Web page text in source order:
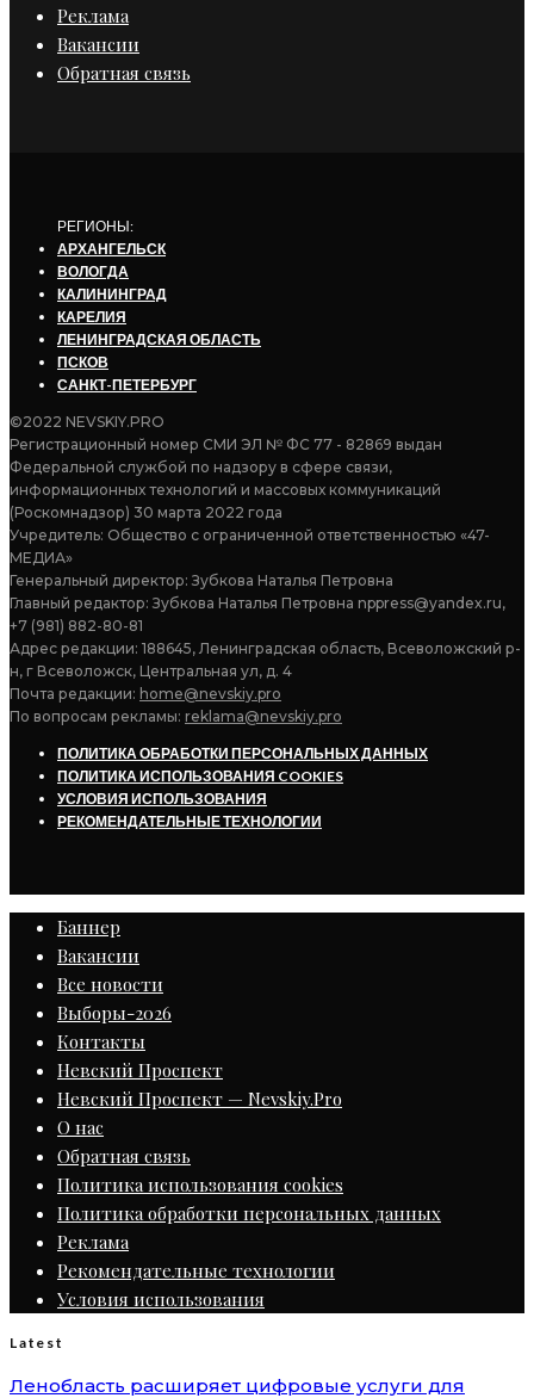
Реклама
Вакансии
Обратная связь
РЕГИОНЫ:
АРХАНГЕЛЬСК
ВОЛОГДА
КАЛИНИНГРАД
КАРЕЛИЯ
ЛЕНИНГРАДСКАЯ ОБЛАСТЬ
ПСКОВ
САНКТ-ПЕТЕРБУРГ
©2022 NEVSKIY.PRO
Регистрационный номер СМИ ЭЛ № ФС 77 - 82869 выдан
Федеральной службой по надзору в сфере связи,
информационных технологий и массовых коммуникаций
(Роскомнадзор) 30 марта 2022 года
Учредитель: Общество с ограниченной ответственностью «47-
МЕДИА»
Генеральный директор: Зубкова Наталья Петровна
Главный редактор: Зубкова Наталья Петровна nppress@yandex.ru,
+7 (981) 882-80-81
Адрес редакции: 188645, Ленинградская область, Всеволожский р-
н, г Всеволожск, Центральная ул, д. 4
Почта редакции: home@nevskiy.pro
По вопросам рекламы: reklama@nevskiy.pro
ПОЛИТИКА ОБРАБОТКИ ПЕРСОНАЛЬНЫХ ДАННЫХ
ПОЛИТИКА ИСПОЛЬЗОВАНИЯ COOKIES
УСЛОВИЯ ИСПОЛЬЗОВАНИЯ
РЕКОМЕНДАТЕЛЬНЫЕ ТЕХНОЛОГИИ
Баннер
Вакансии
Все новости
Выборы-2026
Контакты
Невский Проспект
Невский Проспект — Nevskiy.Pro
О нас
Обратная связь
Политика использования cookies
Политика обработки персональных данных
Реклама
Рекомендательные технологии
Условия использования
Latest
Ленобласть расширяет цифровые услуги для